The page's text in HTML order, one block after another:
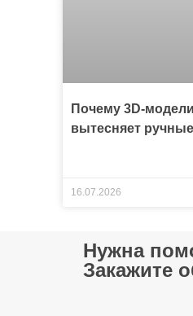
Почему 3D-
вытесняет
16.07.2026
Нужна
Закажите